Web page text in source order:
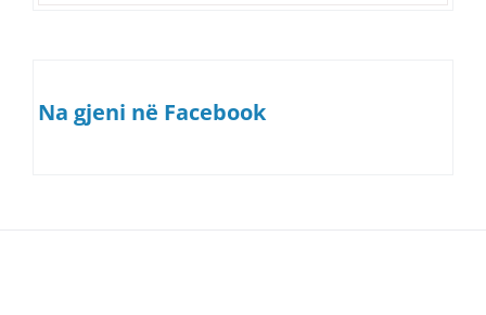
Na gjeni në Facebook